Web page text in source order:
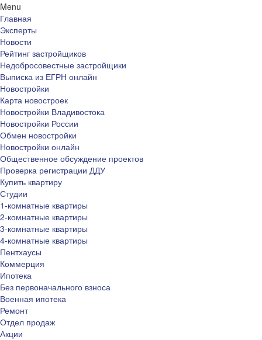
Menu
Главная
Эксперты
Новости
Рейтинг застройщиков
Недобросовестные застройщики
Выписка из ЕГРН онлайн
Новостройки
Карта новостроек
Новостройки Владивостока
Новостройки России
Обмен новостройки
Новостройки онлайн
Общественное обсуждение проектов
Проверка регистрации ДДУ
Купить квартиру
Студии
1-комнатные квартиры
2-комнатные квартиры
3-комнатные квартиры
4-комнатные квартиры
Пентхаусы
Коммерция
Ипотека
Без первоначального взноса
Военная ипотека
Ремонт
Отдел продаж
Акции